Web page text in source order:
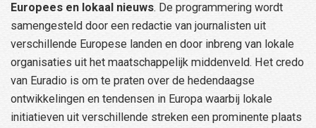
Europees en lokaal nieuws. De programmering wordt
samengesteld door een redactie van journalisten uit
verschillende Europese landen en door inbreng van lokale
organisaties uit het maatschappelijk middenveld. Het credo
van Euradio is om te praten over de hedendaagse
ontwikkelingen en tendensen in Europa waarbij lokale
initiatieven uit verschillende streken een prominente plaats